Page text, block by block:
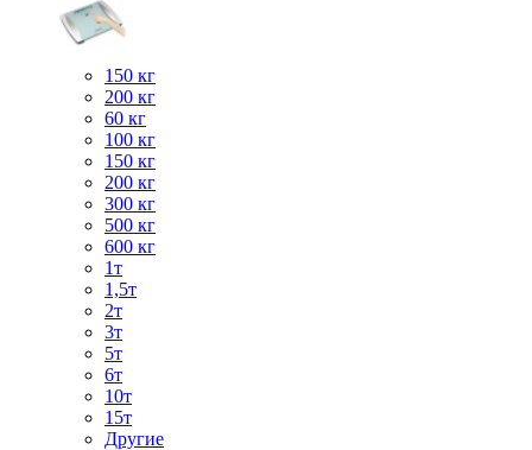
150 кг
200 кг
60 кг
100 кг
150 кг
200 кг
300 кг
500 кг
600 кг
1т
1,5т
2т
3т
5т
6т
10т
15т
Другие